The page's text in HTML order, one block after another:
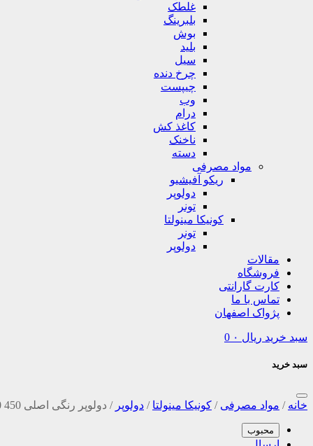
غلطک
بلبرینگ
بوش
بلید
سیل
چرخ دنده
چیپست
وب
درام
کاغذ کش
ناخنک
دسته
مواد مصرفی
ریکو آفیشیو
دولوپر
تونر
کونیکا مینولتا
تونر
دولوپر
مقالات
فروشگاه
کارت گارانتی
تماس با ما
پژواک اصفهان
سبد خرید ریال 0
سبد خرید
خانه / مواد مصرفی / کونیکا مینولتا / دولوپر / دولوپر رنگی اصلی 450 350 کونیکا مینولتا Konica Minolta
محبوب